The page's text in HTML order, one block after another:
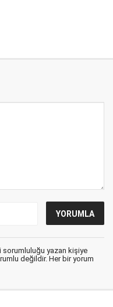
sorumluluğu yazan kişiye
değildir. Her bir yorum